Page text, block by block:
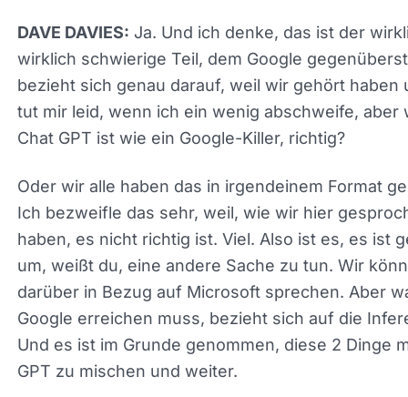
das zu verstehen, denke ich, kann helfen, zu
konzeptualisieren, was passiert und wo du mehr
Aktualität der Daten sehen könntest, ohne das
unbedingt als Teil des Trainings zu haben. Weißt
Ja. Und ich denke, das ist der
wirklich schwierige Teil, dem Google
bezieht sich genau darauf, weil wir gehört haben
es tut mir leid, wenn ich ein wenig abschweife,
Chat GPT ist wie ein Google-Killer, richtig?
Oder wir alle haben das in irgendeinem Format
Ich bezweifle das sehr, weil, wie wir hier